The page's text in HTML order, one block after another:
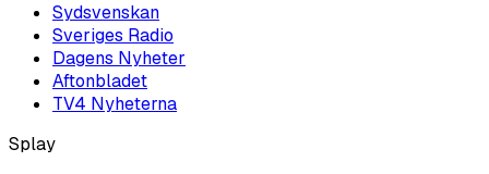
Sydsvenskan
Sveriges Radio
Dagens Nyheter
Aftonbladet
TV4 Nyheterna
Splay